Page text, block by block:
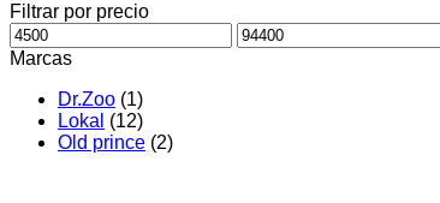
Filtrar por precio
Precio
mínimo
Precio
máximo
Marcas
Dr.Zoo (1)
Lokal (12)
Old prince (2)